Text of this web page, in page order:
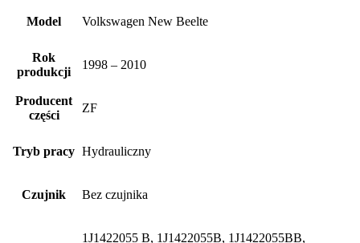
Model Volkswagen New Beelte
Rok
produkcji
1998 – 2010
Producent
części
ZF
Tryb pracy Hydrauliczny
Czujnik Bez czujnika
1J1422055 B, 1J1422055B, 1J1422055BB,